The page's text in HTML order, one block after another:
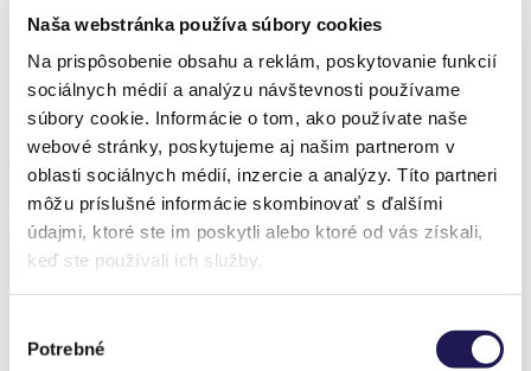
Naša webstránka používa súbory cookies
Na prispôsobenie obsahu a reklám, poskytovanie funkcií
sociálnych médií a analýzu návštevnosti používame
súbory cookie. Informácie o tom, ako používate naše
webové stránky, poskytujeme aj našim partnerom v
oblasti sociálnych médií, inzercie a analýzy. Títo partneri
môžu príslušné informácie skombinovať s ďalšími
údajmi, ktoré ste im poskytli alebo ktoré od vás získali,
keď ste používali ich služby.
súhlasu
Potrebné
Realization – Hvozdná
A referenciához tartozó terméke
Kedvezmény 38 %
FROZEN
Szezonális alumínium télikert
Tól2 978 076,86Ft Tól 1 861 270,62Ft